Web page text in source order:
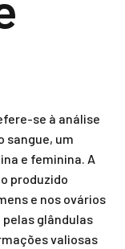
se à análise
sangue, um
e feminina. A
produzido
e nos ovários
glândulas
valiosas